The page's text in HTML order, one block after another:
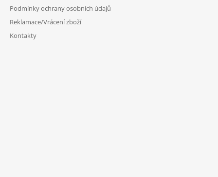
Podmínky ochrany osobních údajů
Reklamace/Vrácení zboží
Kontakty